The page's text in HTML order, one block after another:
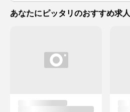
あなたにピッタリのおすすめ求人